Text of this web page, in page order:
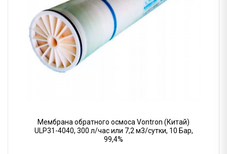
Мембрана обратного осмоса Vontron (Китай)
ULP31-4040, 300 л/час или 7,2 м3/сутки, 10 Бар,
99,4%